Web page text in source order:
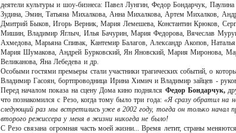
деятели культуры и шоу-бизнеса: Павел Лунгин, Федор Бондарчук,
Зудина, Эмин, Татьяна Михалкова, Анна Михалкова, Артем Михалков,
Дмитрий Быков, Игорь Верник, Мария Лемешева, Константин Крюков,
Мишин, Владимир Яглыч, Илья Бачурин, Мария Федорова, Вячеслав
Ахмедова, Марьяна Спивак, Кантемир Балагов, Александр Акопов,
Мария Шумакова, Андрей Бурковский, Ян Яновский, Мария Миронова,
Великанова, Яна Лебедева и др.
Особыми гостями премьеры стали участники трагических событий, о
Владимир Гасоян, бортпроводница Ирина Химич и Владимир зайцев -
Перед началом показа на сцену Дома кино поднялся Федор Бондарчук,
что познакомился с Резо, когда тому было три года: «Я сразу обратил на
следующий раз мы встретились уже в 2002 году, тогда он только начал
второго режиссера у меня в жизни никогда не было!
С Резо связана огромная часть моей жизни... Время летит, страны